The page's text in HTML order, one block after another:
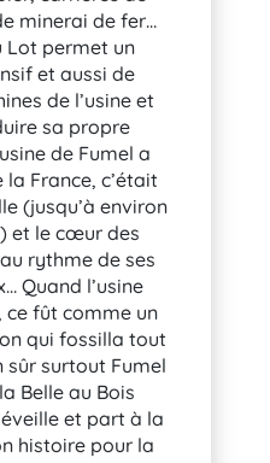
minerai de fer…
Lot permet un
et aussi de
de l’usine et
sa propre
de Fumel a
France, c’était
(jusqu’à environ
et le cœur des
rythme de ses
Quand l’usine
fût comme un
qui fossilla tout
sûr surtout Fumel
Belle au Bois
et part à la
histoire pour la